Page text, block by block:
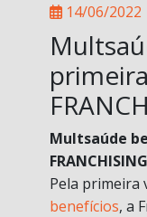
14/06/2022
Multsaúde
Pela primeira
benefícios, a